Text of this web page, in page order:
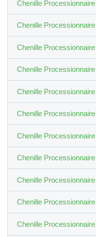
Chenille
Chenille
Chenille
Chenille
Chenille
Chenille
Chenille
Chenille
Chenille
Chenille
Chenille